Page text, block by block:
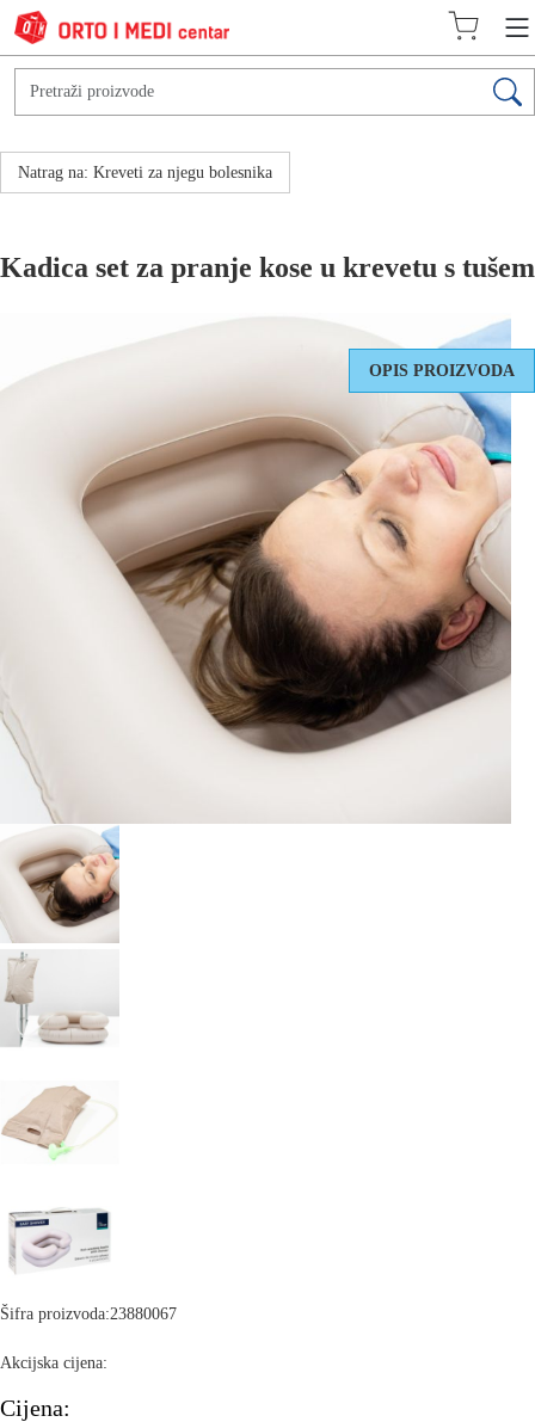
Natrag na: Kreveti za njegu bolesnika
Kadica set za pranje kose u krevetu s tušem
OPIS PROIZVODA
Šifra proizvoda:23880067
Akcijska cijena:
Cijena: